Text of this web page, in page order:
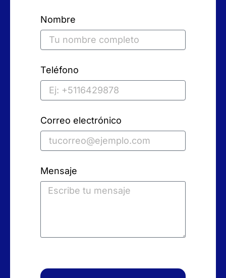
Nombre
Teléfono
Correo electrónico
Mensaje